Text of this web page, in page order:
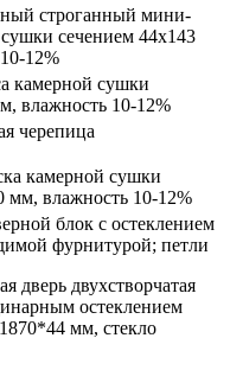
строганный мини-
сечением 44х143
12%
камерной сушки
влажность 10-12%
черепица
камерной сушки
мм, влажность 10-12%
блок с остеклением
фурнитурой; петли
дверь двухстворчатая
остеклением
мм, стекло